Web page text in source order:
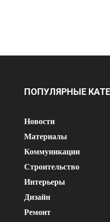
ПОПУЛЯРНЫЕ
Новости
Материалы
Коммуникации
Строительство
Интерьеры
Дизайн
Ремонт